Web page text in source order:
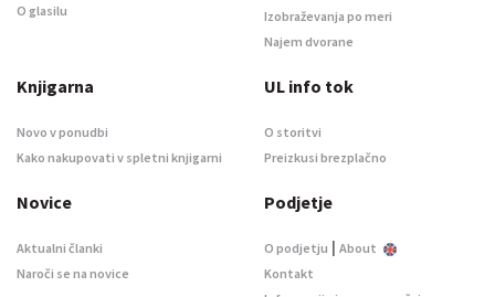
O glasilu
Izobraževanja po meri
Najem dvorane
Knjigarna
Novo v ponudbi
Kako nakupovati v spletni knjigarni
UL info tok
O storitvi
Preizkusi brezplačno
Novice
Aktualni članki
Naroči se na novice
Podjetje
O podjetju | About
Kontakt